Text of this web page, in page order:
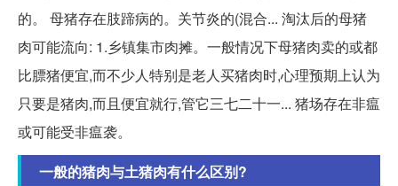
的。 母猪存在肢蹄病的。关节炎的(混合... 淘汰后的母猪
肉可能流向: 1.乡镇集市肉摊。一般情况下母猪肉卖的或都
比膘猪便宜,而不少人特别是老人买猪肉时,心理预期上认为
只要是猪肉,而且便宜就行,管它三七二十一... 猪场存在非瘟
或可能受非瘟袭。
一般的猪肉与土猪肉有什么区别?